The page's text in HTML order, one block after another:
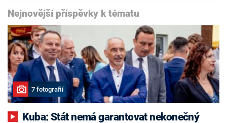
Nejnovější příspěvky k tématu
7 fotografií